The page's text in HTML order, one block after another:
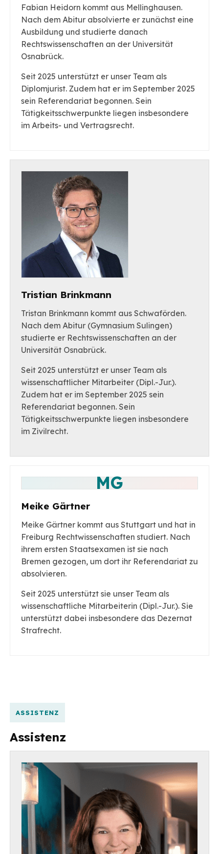
Fabian Heidorn kommt aus Mellinghausen.
Nach dem Abitur absolvierte er zunächst eine
Ausbildung und studierte danach
Rechtswissenschaften an der Universität
Osnabrück.
Seit 2025 unterstützt er unser Team als
Diplomjurist. Zudem hat er im September 2025
sein Referendariat begonnen. Sein
Tätigkeitsschwerpunkte liegen insbesondere
im Arbeits- und Vertragsrecht.
Tristian Brinkmann
Tristan Brinkmann kommt aus Schwaförden.
Nach dem Abitur (Gymnasium Sulingen)
studierte er Rechtswissenschaften an der
Universität Osnabrück.
Seit 2025 unterstützt er unser Team als
wissenschaftlicher Mitarbeiter (Dipl.-Jur.).
Zudem hat er im September 2025 sein
Referendariat begonnen. Sein
Tätigkeitsschwerpunkte liegen insbesondere
im Zivilrecht.
MG
Meike Gärtner
Meike Gärtner kommt aus Stuttgart und hat in
Freiburg Rechtwissenschaften studiert. Nach
ihrem ersten Staatsexamen ist sie nach
Bremen gezogen, um dort ihr Referendariat zu
absolvieren.
Seit 2025 unterstützt sie unser Team als
wissenschaftliche Mitarbeiterin (Dipl.-Jur.). Sie
unterstützt dabei insbesondere das Dezernat
Strafrecht.
ASSISTENZ
Assistenz